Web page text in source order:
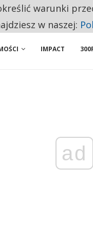
LIŚCIE SĄ DWA PODMIOTY
IMPACT
ad
warunki
w naszej: